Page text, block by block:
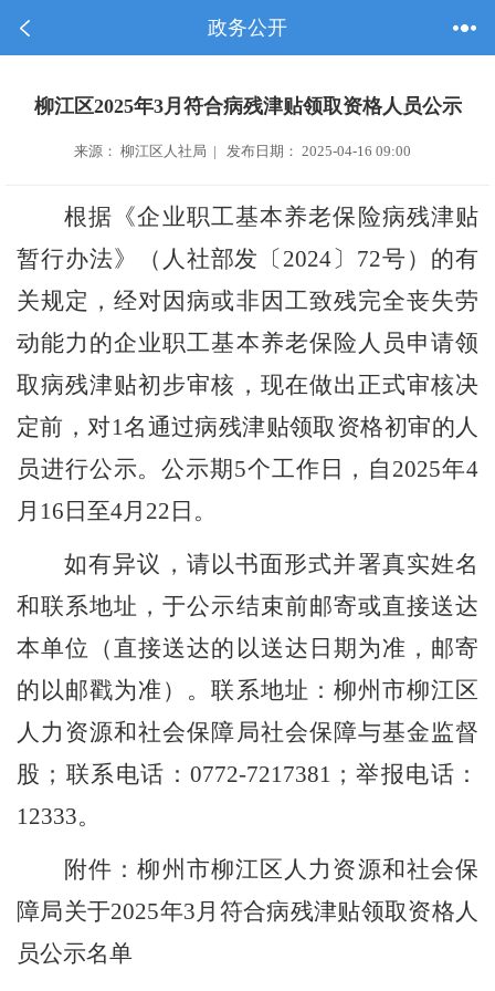
政务公开
柳江区2025年3月符合病残津贴领取资格人员公示
来源： 柳江区人社局 | 发布日期： 2025-04-16 09:00
根据《企业职工基本养老保险病残津贴
暂行办法》（人社部发〔 2024〕 72号）的有
关规定，经对因病或非因工致残完全丧失劳
动能力的企业职工基本养老保险人员申请领
取病残津贴初步审核，现在做出正式审核决
定前，对1名通过病残津贴领取资格初审的人
员进行公示。公示期5个工作日，自 2025年4
月 16 日至4月 22 日。
如有异议，请以书面形式并署真实姓名
和联系地址，于公示结束前邮寄或直接送达
本单位（直接送达的以送达日期为准，邮寄
的以邮戳为准） 。联系地址：柳州市柳江区
人力资源和社会保障局社会保障与基金监督
股；联系电话： 0772-7217381 ； 举报电话：
12333。
附件：柳州市柳江区人力资源和社会保
障局关于2025年3月符合病残津贴领取资格人
员公示名单